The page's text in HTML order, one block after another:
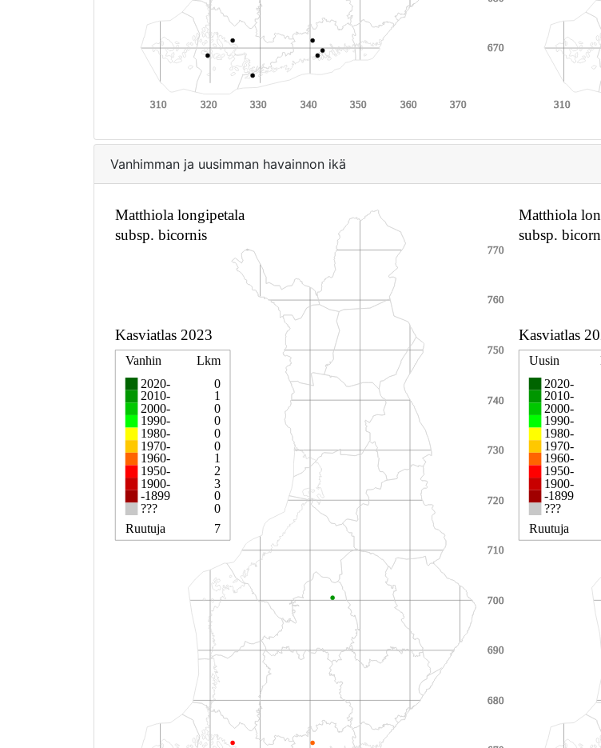
Vanhimman ja uusimman havainnon ikä